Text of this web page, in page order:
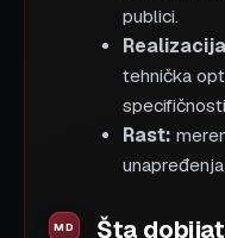
publici.
tehnička
Rast:
Šta